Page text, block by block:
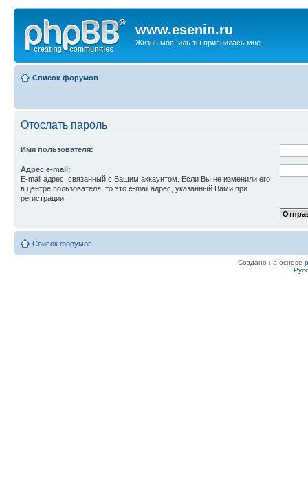
www.esenin.ru
Жизнь моя, иль ты приснилась мне...
Список форумов
Отослать пароль
Имя пользователя:
Адрес e-mail:
E-mail адрес, связанный с Вашим аккаунтом. Если Вы не изменили его
в центре пользователя, то это e-mail адрес, указанный Вами при
регистрации.
Список форумов
Создано на основе